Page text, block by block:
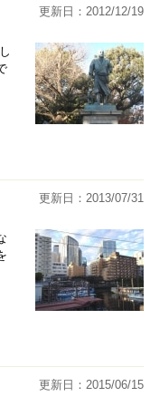
更新日：2012/12/19
更新日：2013/07/31
更新日：2015/06/15